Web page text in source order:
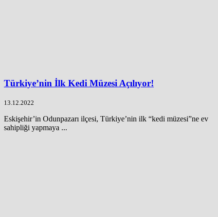
Türkiye’nin İlk Kedi Müzesi Açılıyor!
13.12.2022
Eskişehir’in Odunpazarı ilçesi, Türkiye’nin ilk “kedi müzesi”ne ev
sahipliği yapmaya ...